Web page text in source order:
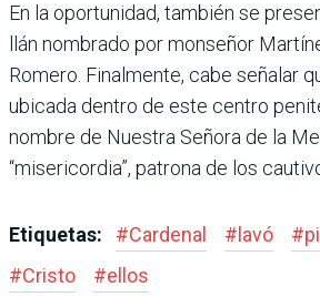
En la oportunidad, también se
llán nombrado por monse­ñor
Romero. Finalmente, cabe señalar
ubicada dentro de este centro
nombre de Nuestra Señora de la
“misericor­dia”, patrona de los
Etiquetas: #Cardenal # lavó #
#Cristo #ellos